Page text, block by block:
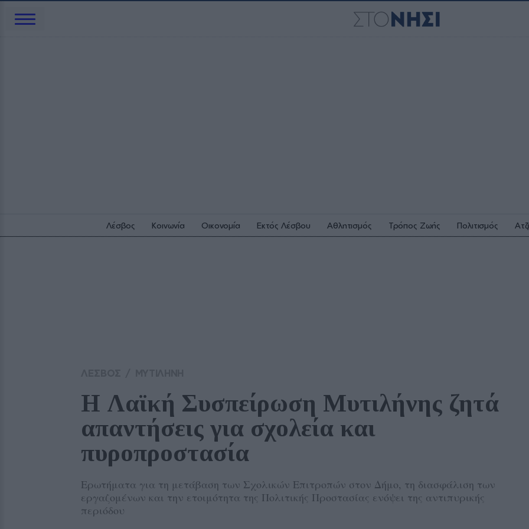
Λέσβος Κοινωνία Οικονομία Εκτός Λέσβου Αθλητισμός Τρόπος Ζωής Πολιτισμός
Η Λαϊκή Συσπείρωση Μυτιλήνης ζητά
απαντήσεις για σχολεία και
πυροπροστασία
Ερωτήματα για τη μετάβαση των Σχολικών Επιτροπών στον Δήμο, τη διασφάλιση των
εργαζομένων και την ετοιμότητα της Πολιτικής Προστασίας ενόψει της αντιπυρικής
περιόδου